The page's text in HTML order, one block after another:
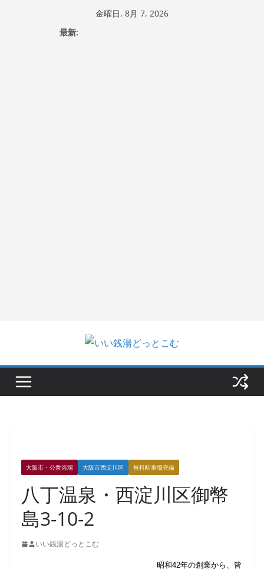
金曜日, 8月 7, 2026
最新:
大阪市・公衆浴場 大阪市西淀川区 無料駐車場完備
八丁温泉・西淀川区御幣
島3-10-2
いい銭湯どっとこむ
昭和42年の創業から、 皆